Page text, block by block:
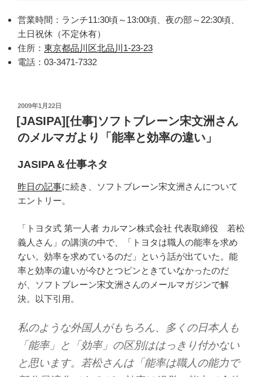
営業時間：ランチ11:30頃～13:00頃、夜の部～22:30頃、
土日祝休（不定休有）
住所： 東京都品川区北品川1-23-23
電話：03-3471-7332
投
稿
日:
2009年1月22日
[JASIPA][仕事]ソフトブレーン宋文洲さん
のメルマガより「能率と効率の違い」
JASIPA＆仕事ネタ
昨日の記事に続き、ソフトブレーン宋文洲さんについて
エントリー。
「トヨタ式 第一人者 カルマン株式会社 代表取締役 若松
義人さん」の講演の中で、「トヨタは職人の能率を求め
ない。効率を求めているのだ」という話が出ていた。能
率と効率の違いが今ひとつピンときていなかったのだ
が、ソフトブレーン宋文洲さんのメールマガジンで解
決。以下引用。
私のような外国人がもちろん、多くの日本人も
「能率」と「効率」の区別ははっきり付かない
と思います。若松さんは「能率は職人の能力で